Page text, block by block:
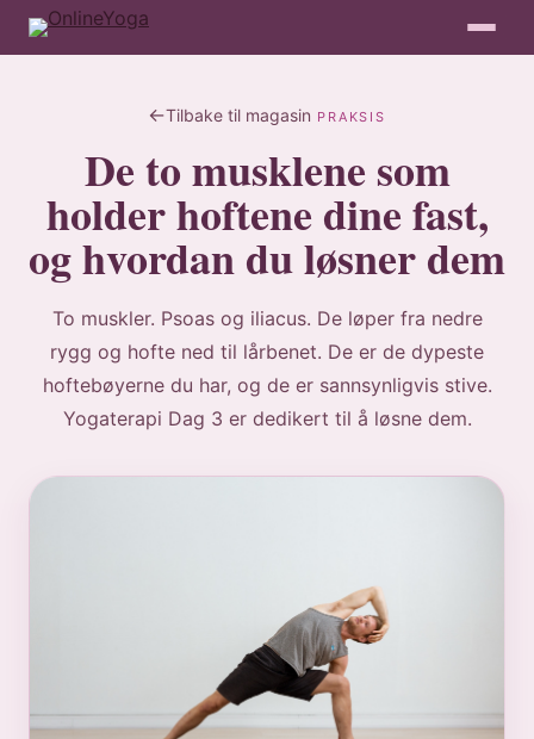
Tilbake til magasin PRAKSIS
De to musklene som
holder hoftene dine fast,
og hvordan du løsner dem
To muskler. Psoas og iliacus. De løper fra nedre
rygg og hofte ned til lårbenet. De er de dypeste
hoftebøyerne du har, og de er sannsynligvis stive.
Yogaterapi Dag 3 er dedikert til å løsne dem.